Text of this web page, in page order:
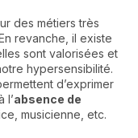
des métiers très
revanche, il existe
sont valorisées et
hypersensibilité.
d’exprimer
l’absence de
musicienne, etc.